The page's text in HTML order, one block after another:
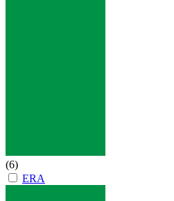
(6)
ERA